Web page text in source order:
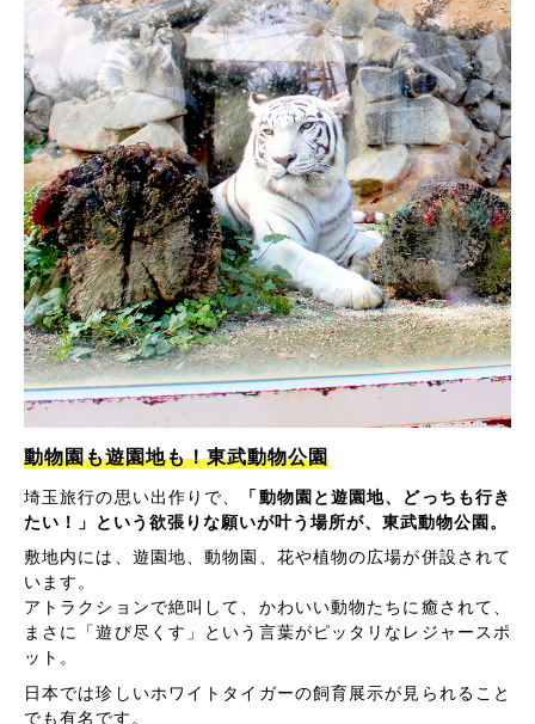
動物園も遊園地も！東武動物公園
埼玉旅行の思い出作りで、
「動物園と遊園地、どっちも行き
たい！」という欲張りな願いが叶う場所が、東武動物公園。
敷地内には、遊園地、動物園、花や植物の広場が併設されて
います。
アトラクションで絶叫して、かわいい動物たちに癒されて、
まさに「遊び尽くす」という言葉がピッタリなレジャースポ
ット。
日本では珍しいホワイトタイガーの飼育展示が見られること
でも有名です。